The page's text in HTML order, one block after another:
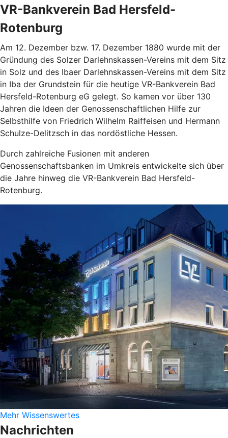
VR-Bankverein Bad Hersfeld-
Rotenburg
Am 12. Dezember bzw. 17. Dezember 1880 wurde mit der
Gründung des Solzer Darlehnskassen-Vereins mit dem Sitz
in Solz und des Ibaer Darlehnskassen-Vereins mit dem Sitz
in Iba der Grundstein für die heutige VR-Bankverein Bad
Hersfeld-Rotenburg eG gelegt. So kamen vor über 130
Jahren die Ideen der Genossenschaftlichen Hilfe zur
Selbsthilfe von Friedrich Wilhelm Raiffeisen und Hermann
Schulze-Delitzsch in das nordöstliche Hessen.
Durch zahlreiche Fusionen mit anderen
Genossenschaftsbanken im Umkreis entwickelte sich über
die Jahre hinweg die VR-Bankverein Bad Hersfeld-
Rotenburg.
Mehr Wissenswertes
Nachrichten